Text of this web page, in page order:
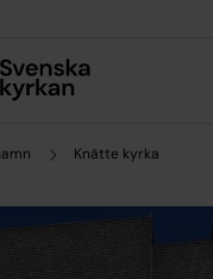
Knätte kyrka